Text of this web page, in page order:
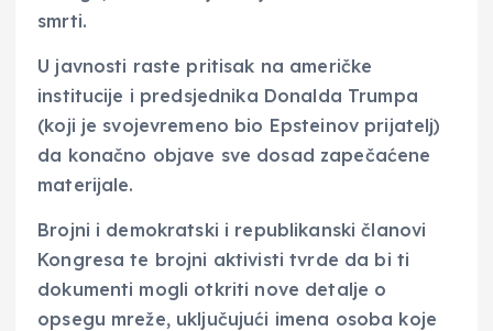
smrti.
U javnosti raste pritisak na američke
institucije i predsjednika Donalda Trumpa
(koji je svojevremeno bio Epsteinov prijatelj)
da konačno objave sve dosad zapečaćene
materijale.
Brojni i demokratski i republikanski članovi
Kongresa te brojni aktivisti tvrde da bi ti
dokumenti mogli otkriti nove detalje o
opsegu mreže, uključujući imena osoba koje